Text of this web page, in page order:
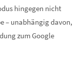
hingegen nicht
– unabhängig davon,
zum Google